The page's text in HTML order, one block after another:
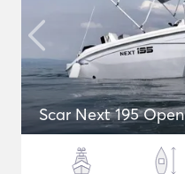
Scar Next 195 Open